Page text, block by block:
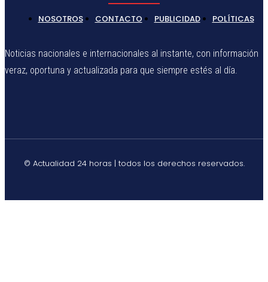
NOSOTROS CONTACTO PUBLICIDAD POLÍTICAS
Noticias nacionales e internacionales al instante, con información
veraz, oportuna y actualizada para que siempre estés al día.
© Actualidad 24 horas | todos los derechos reservados.